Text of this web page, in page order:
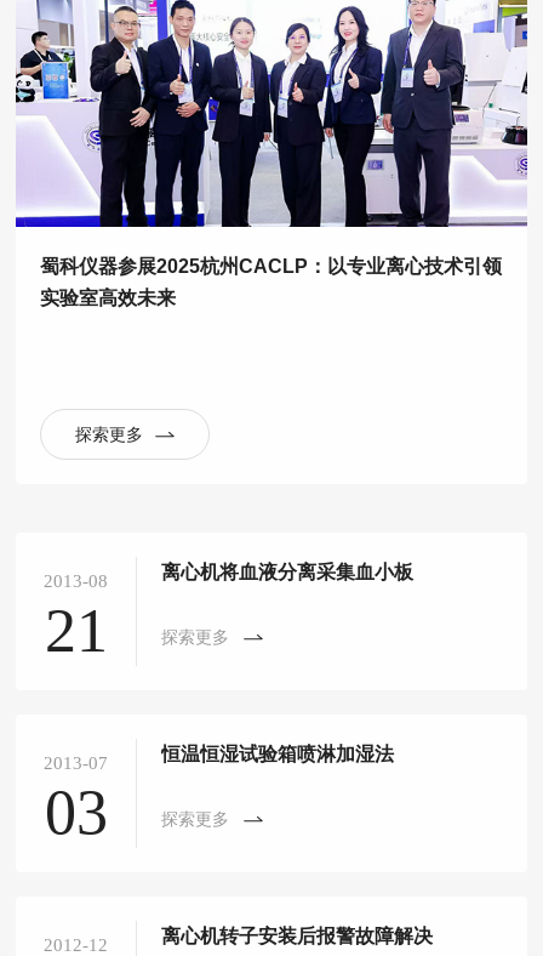
蜀科仪器参展2025杭州CACLP：以专业离心技术引领
实验室高效未来
探索更多
2013-08
21
离心机将血液分离采集血小板
探索更多
2013-07
03
恒温恒湿试验箱喷淋加湿法
探索更多
2012-12 离心机转子安装后报警故障解决